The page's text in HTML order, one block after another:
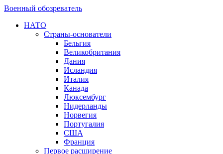
Военный обозреватель
НАТО
Страны-основатели
Бельгия
Великобритания
Дания
Исландия
Италия
Канада
Люксембург
Нидерланды
Норвегия
Португалия
США
Франция
Первое расширение